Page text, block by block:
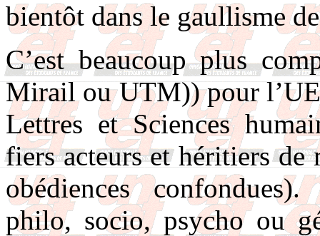
bientôt dans le gaullisme
C’est beaucoup plus
Mirail ou UTM)) pour
Lettres et Sciences
fiers acteurs et héritiers
obédiences
philo, socio, psycho ou